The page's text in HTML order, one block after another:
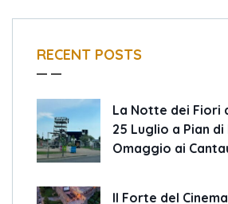
RECENT POSTS
La Notte dei Fiori
25 Luglio a Pian
Omaggio ai
Il Forte del